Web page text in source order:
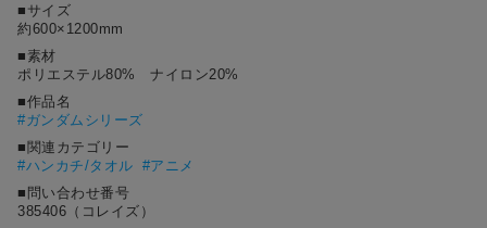
■サイズ
約600×1200mm
■素材
ポリエステル80% ナイロン20%
■作品名
# ガンダムシリーズ
■関連カテゴリー
#ハンカチ/タオル #アニメ
■問い合わせ番号
385406（コレイズ）